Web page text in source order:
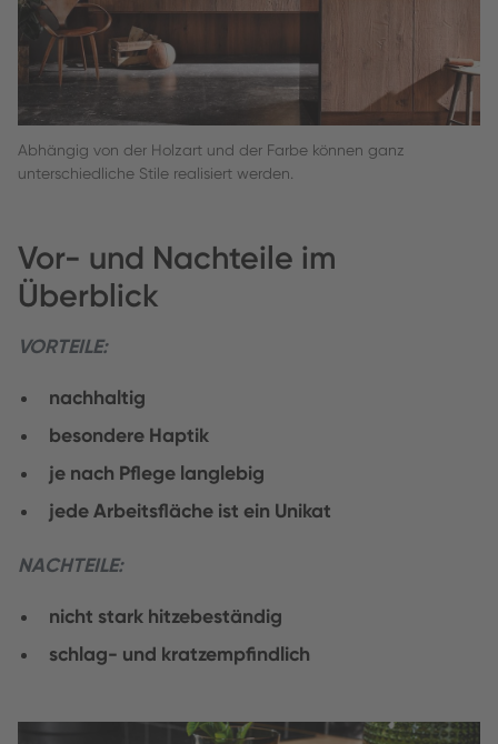
Abhängig von der Holzart und der Farbe können ganz
unterschiedliche Stile realisiert werden.
Vor- und Nachteile im
Überblick
VORTEILE:
nachhaltig
besondere Haptik
je nach Pflege langlebig
jede Arbeitsfläche ist ein Unikat
NACHTEILE:
nicht stark hitzebeständig
schlag- und kratzempfindlich